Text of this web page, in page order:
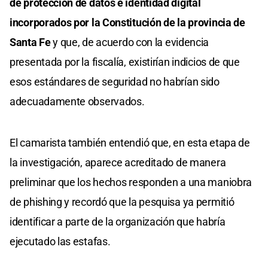
de protección de datos e identidad digital
incorporados por la Constitución de la provincia de
Santa Fey que, de acuerdo con la evidencia
presentada por la fiscalía, existirían indicios de que
esos estándares de seguridad no habrían sido
adecuadamente observados.
El camarista también entendió que, en esta etapa de
la investigación, aparece acreditado de manera
preliminar que los hechos responden a una maniobra
de phishing y recordó que la pesquisa ya permitió
identificar a parte de la organización que habría
ejecutado las estafas.